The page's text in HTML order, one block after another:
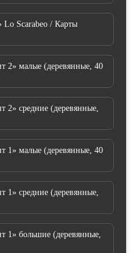
Lo Scarabeo / Карты
2» малые (деревянные, 40
2» средние (деревянные,
1» малые (деревянные, 40
1» средние (деревянные,
1» большие (деревянные,